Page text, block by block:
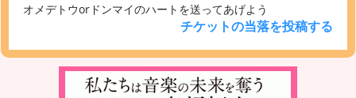
オメデトウorドンマイのハートを送ってあげよう
チケットの当落を投稿する